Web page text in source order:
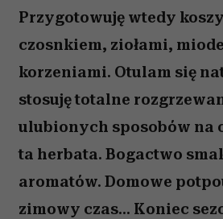
Przygotowuję wtedy
czosnkiem, ziołami,
korzeniami. Otulam się
stosuję totalne
ulubionych sposobów na
ta herbata. Bogactwo
aromatów. Domowe
zimowy czas... Koniec